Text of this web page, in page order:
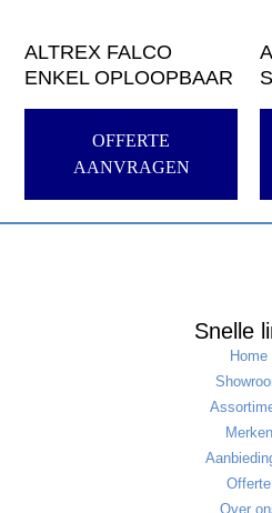
ALTREX FALCO
ENKEL OPLOOPBAAR
OFFERTE
AANVRAGEN
Snelle
Home
Merken
Offerte
Over